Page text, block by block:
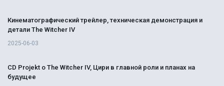
Кинематографический трейлер, техническая демонстрация и
детали The Witcher IV
2025-06-03
CD Projekt о The Witcher IV, Цири в главной роли и планах на
будущее